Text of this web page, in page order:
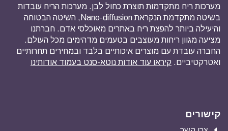
מערכות ריח מתקדמות תוצרת כחול לבן. מערכות הריח עובדות
בשיטה מתקדמת הנקראת Nano-diffusion, השיטה הבטוחה
והיעילה ביותר להפצת ריח באתרים מאוכלסי אדם. חברתנו
מציעה מגוון ריחות מעוצבים בטעמים מדהימים מכל העולם.
החברה עובדת עם מוצרים איכותיים בלבד ובמחירים תחרותיים
ואטרקטיביים. קיראו עוד אודות נוטא-סנט בעמוד אודותינו
קישורים